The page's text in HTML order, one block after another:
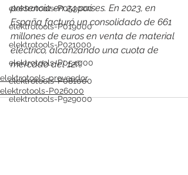
elektrotools-P053000
elektrotools-P019000
elektrotools-P021000
elektrotools-P054000
elektrotools-P081000
elektrotools-P929000
presencia en 24 países. En 2023, en
España facturó un consolidado de 661
millones de euros en venta de material
eléctrico, alcanzando una cuota de
mercado del 12%
elektrotools-proveedor
elektrotools-P026000